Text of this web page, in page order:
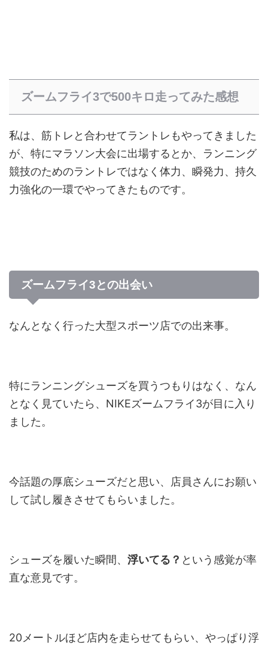
ズームフライ3で500キロ走ってみた感想
私は、筋トレと合わせてラントレもやってきました
が、特にマラソン大会に出場するとか、ランニング
競技のためのラントレではなく体力、瞬発力、持久
力強化の一環でやってきたものです。
ズームフライ3との出会い
なんとなく行った大型スポーツ店での出来事。
特にランニングシューズを買うつもりはなく、なん
となく見ていたら、NIKEズームフライ3が目に入り
ました。
今話題の厚底シューズだと思い、店員さんにお願い
して試し履きさせてもらいました。
シューズを履いた瞬間、 浮いてる？ という感覚が率
直な意見です。
20メートルほど店内を走らせてもらい、やっぱり浮